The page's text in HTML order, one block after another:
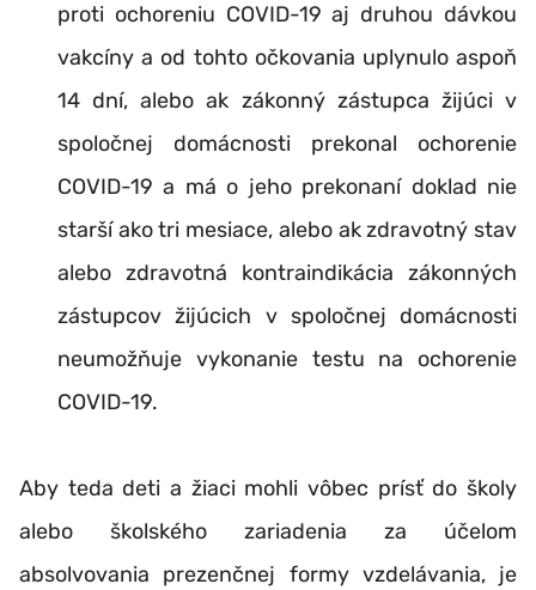
proti ochoreniu COVID-19 aj druhou dávkou
vakcíny a od tohto očkovania uplynulo aspoň
14 dní, alebo ak zákonný zástupca žijúci v
spoločnej domácnosti prekonal ochorenie
COVID-19 a má o jeho prekonaní doklad nie
starší ako tri mesiace, alebo ak zdravotný stav
alebo zdravotná kontraindikácia zákonných
zástupcov žijúcich v spoločnej domácnosti
neumožňuje vykonanie testu na ochorenie
COVID-19.
Aby teda deti a žiaci mohli vôbec prísť do školy
alebo školského zariadenia za účelom
absolvovania prezenčnej formy vzdelávania, je